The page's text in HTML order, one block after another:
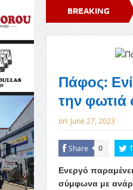
BREAKING
NEWS
βομβαρδισμούς στην
Πάφος:
την φωτιά
on: June 27, 2023
Share 0
Ενεργό
σύμφωνα με